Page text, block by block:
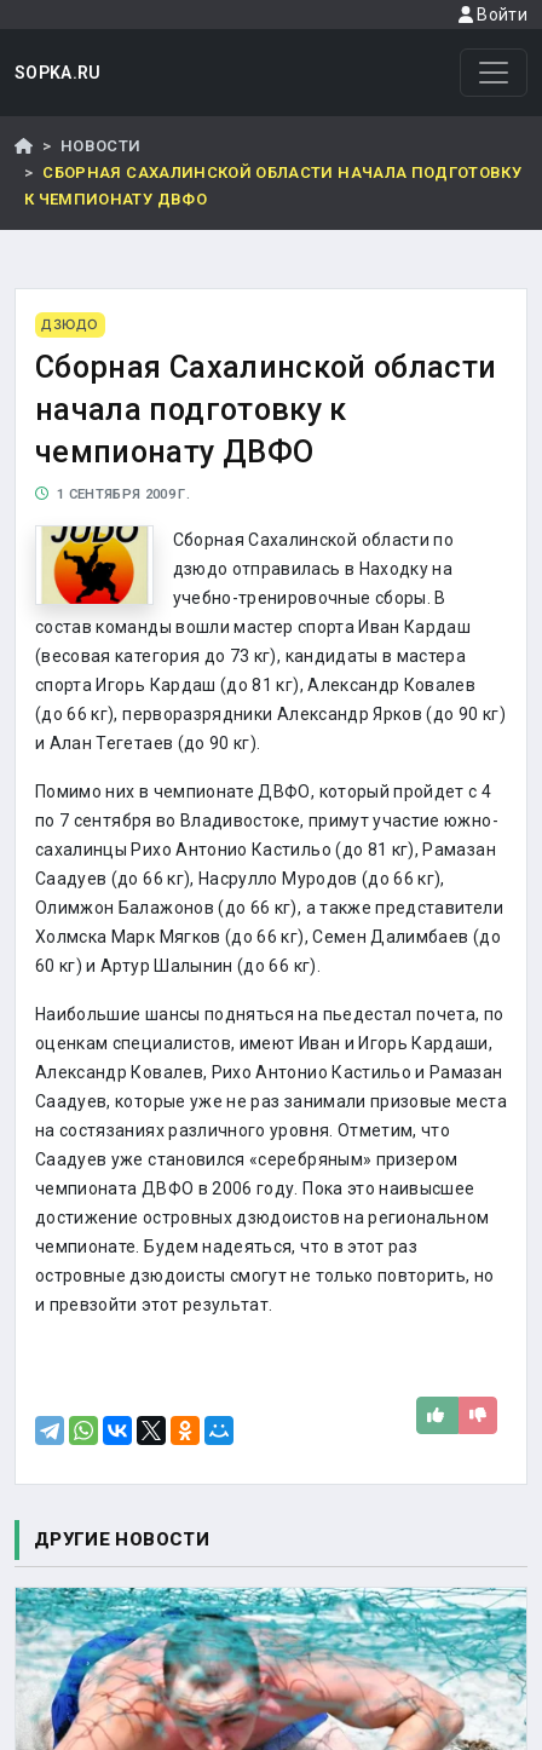
Войти
SOPKA.RU
НОВОСТИ
СБОРНАЯ САХАЛИНСКОЙ ОБЛАСТИ НАЧАЛА ПОДГОТОВКУ
К ЧЕМПИОНАТУ ДВФО
ДЗЮДО
Сборная Сахалинской области
начала подготовку к
чемпионату ДВФО
1 СЕНТЯБРЯ 2009 Г.
Сборная Сахалинской области по
дзюдо отправилась в Находку на
учебно-тренировочные сборы. В
состав команды вошли мастер спорта Иван Кардаш
(весовая категория до 73 кг), кандидаты в мастера
спорта Игорь Кардаш (до 81 кг), Александр Ковалев
(до 66 кг), перворазрядники Александр Ярков (до 90 кг)
и Алан Тегетаев (до 90 кг).
Помимо них в чемпионате ДВФО, который пройдет с 4
по 7 сентября во Владивостоке, примут участие южно-
сахалинцы Рихо Антонио Кастильо (до 81 кг), Рамазан
Саадуев (до 66 кг), Насрулло Муродов (до 66 кг),
Олимжон Балажонов (до 66 кг), а также представители
Холмска Марк Мягков (до 66 кг), Семен Далимбаев (до
60 кг) и Артур Шалынин (до 66 кг).
Наибольшие шансы подняться на пьедестал почета, по
оценкам специалистов, имеют Иван и Игорь Кардаши,
Александр Ковалев, Рихо Антонио Кастильо и Рамазан
Саадуев, которые уже не раз занимали призовые места
на состязаниях различного уровня. Отметим, что
Саадуев уже становился «серебряным» призером
чемпионата ДВФО в 2006 году. Пока это наивысшее
достижение островных дзюдоистов на региональном
чемпионате. Будем надеяться, что в этот раз
островные дзюдоисты смогут не только повторить, но
и превзойти этот результат.
ДРУГИЕ НОВОСТИ